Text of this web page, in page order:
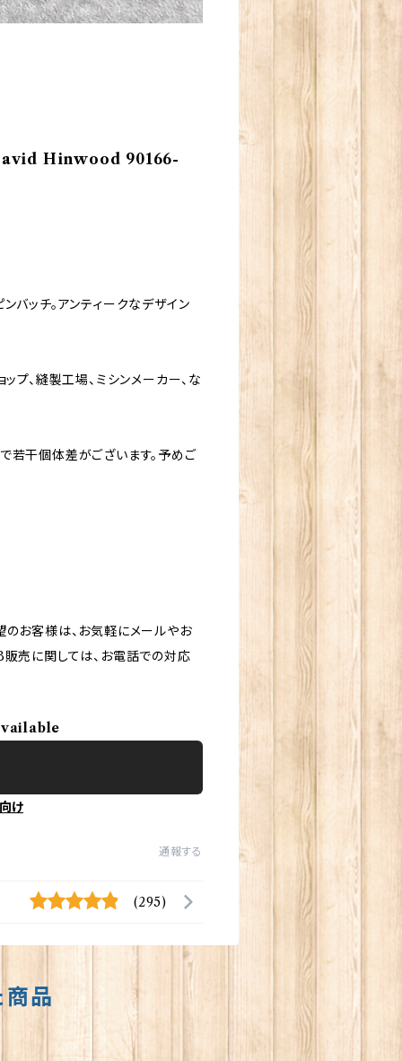
David Hinwood 90166-
バッチ。アンティークなデザイン
プ、縫製工場、ミシンメーカー、な
若干個体差がございます。予めご
お客様は、お気軽にメールやお
売に関しては、お電話での対応
け
通報する
(295)
商品